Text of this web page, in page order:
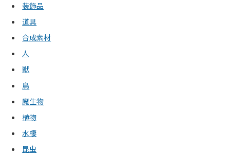
装飾品
道具
合成素材
人
獣
鳥
魔生物
植物
水棲
昆虫